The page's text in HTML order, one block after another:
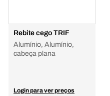
Rebite cego TRIF
Alumínio, Alumínio,
cabeça plana
Login para ver preços